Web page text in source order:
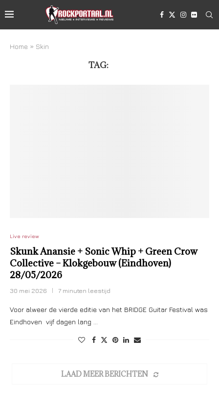
Home » Skin
TAG:
Live review
Skunk Anansie + Sonic Whip + Green Crow
Collective – Klokgebouw (Eindhoven)
28/05/2026
30 mei 2026 7 minuten leestijd
Voor alweer de vierde editie van het BRIDGE Guitar Festival was
Eindhoven vijf dagen lang …
LAAD MEER BERICHTEN